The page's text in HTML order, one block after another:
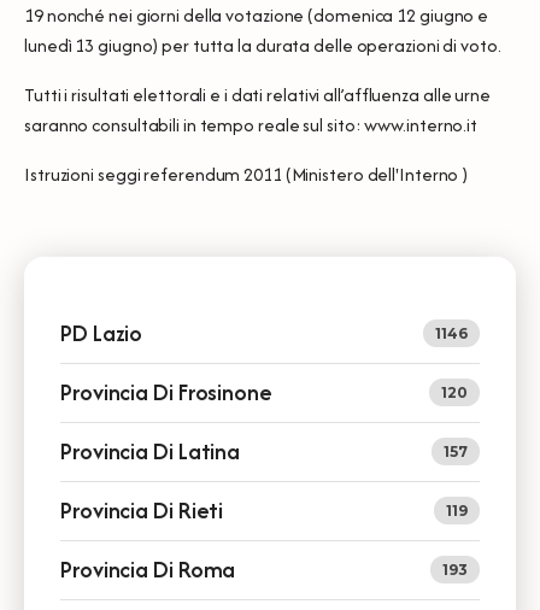
19 nonché nei giorni della votazione (domenica 12 giugno e
lunedì 13 giugno) per tutta la durata delle operazioni di voto.
Tutti i risultati elettorali e i dati relativi all’affluenza alle urne
saranno consultabili in tempo reale sul sito:www.interno.it
Istruzioni seggi referendum 2011 (Ministero dell'Interno )
PD Lazio 1146
Provincia Di Frosinone 120
Provincia Di Latina 157
Provincia Di Rieti 119
Provincia Di Roma 193